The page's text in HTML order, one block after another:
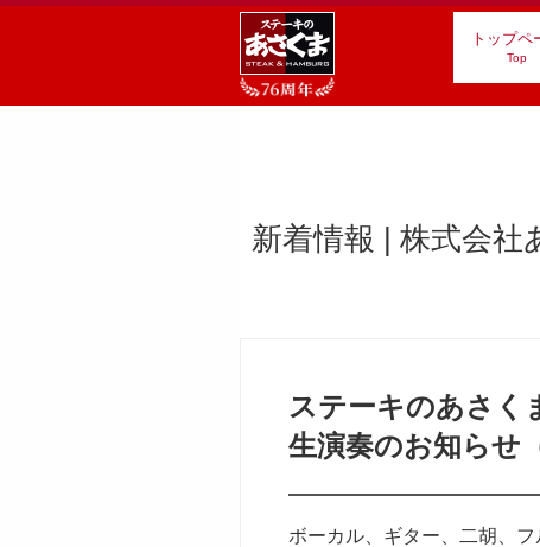
トップペ
Top
新着情報 | 株式会社
ステーキのあさく
生演奏のお知らせ
ボーカル、ギター、二胡、